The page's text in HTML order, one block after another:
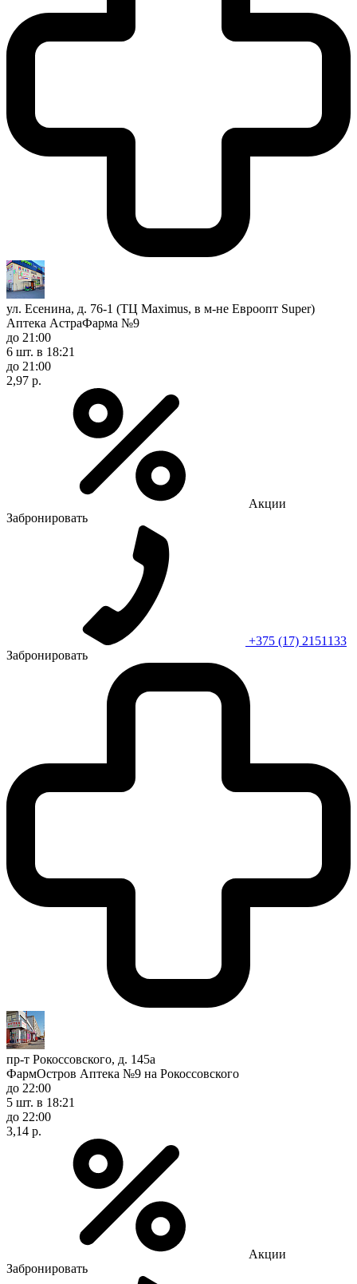
ул. Есенина, д. 76-1 (ТЦ Maximus, в м-не Евроопт Super)
Аптека АстраФарма №9
до 21:00
6 шт. в 18:21
до 21:00
2,97 р.
Акции
Забронировать
+375 (17) 2151133
Забронировать
пр-т Рокоссовского, д. 145а
ФармОстров Аптека №9 на Рокоссовского
до 22:00
5 шт. в 18:21
до 22:00
3,14 р.
Акции
Забронировать